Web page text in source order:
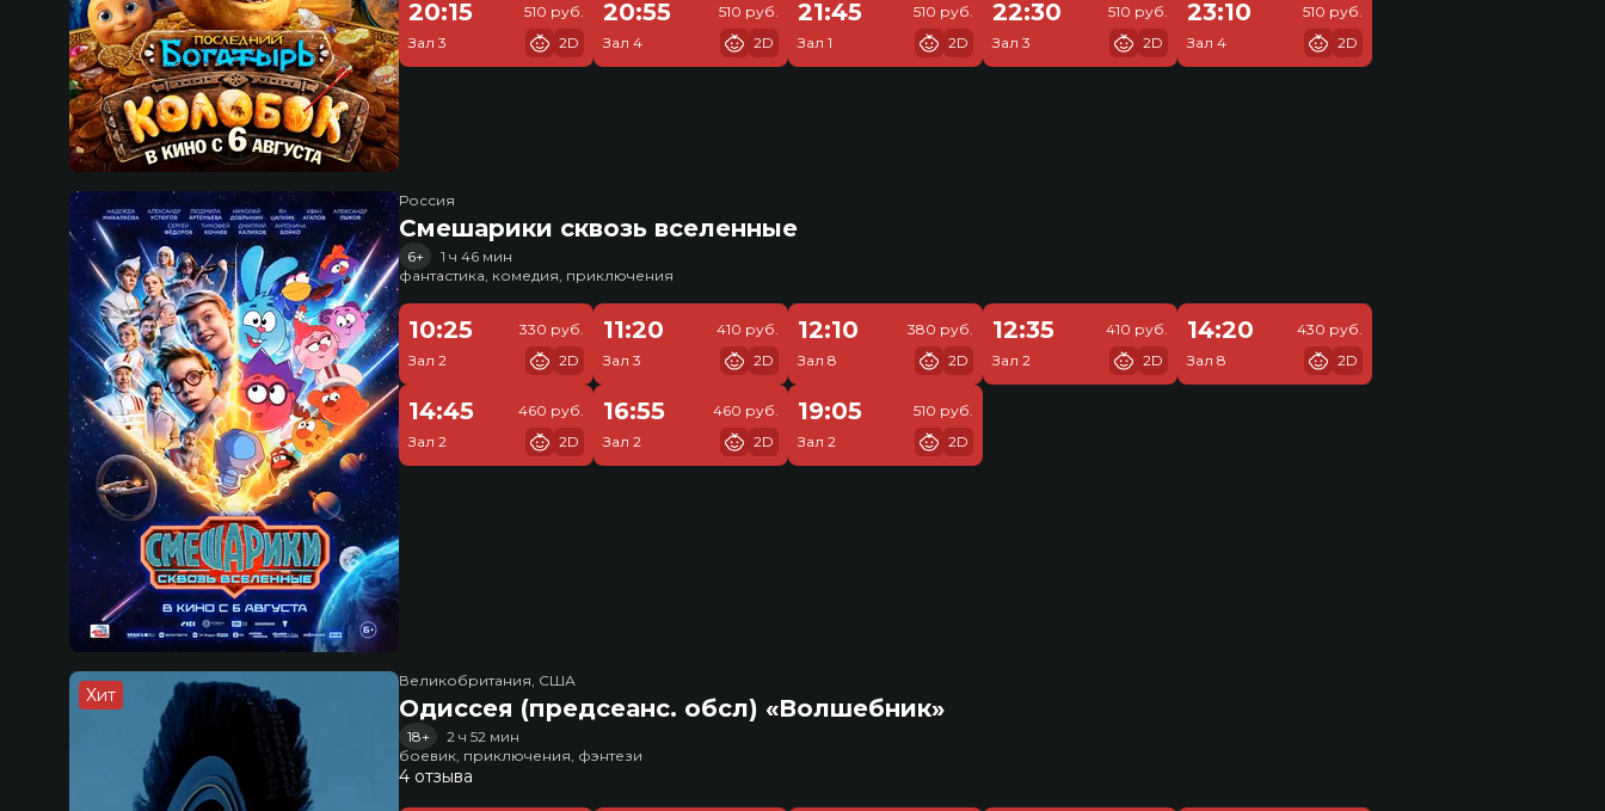
20:15
Зал 3
510 руб.
2D
20:55
Зал 4
510 руб.
2D
21:45
Зал 1
510 руб.
2D
22:30
Зал 3
510 руб.
2D
23:10
Зал 4
510 руб.
2D
Россия
Смешарики сквозь вселенные
6+
1 ч 46 мин
фантастика, комедия, приключения
10:25
Зал 2
330 руб.
2D
11:20
Зал 3
410 руб.
2D
12:10
Зал 8
380 руб.
2D
12:35
Зал 2
410 руб.
2D
14:20
Зал 8
430 руб.
2D
14:45
Зал 2
460 руб.
2D
16:55
Зал 2
460 руб.
2D
19:05
Зал 2
510 руб.
2D
Хит
Великобритания, США
Одиссея (предсеанс. обсл) «Волшебник»
18+
2 ч 52 мин
боевик, приключения, фэнтези
4 отзыва